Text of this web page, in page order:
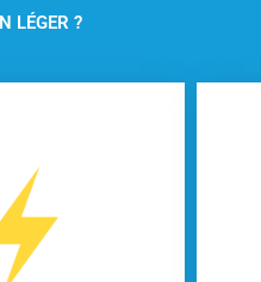
LÉGER ?